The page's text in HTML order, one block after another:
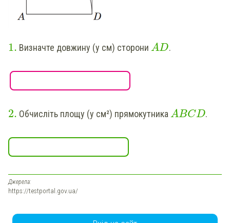
1. Визначте довжину (у см) сторони AD.
2. Обчисліть площу (у см²) прямокутника ABCD.
Джерела:
https://testportal.gov.ua/